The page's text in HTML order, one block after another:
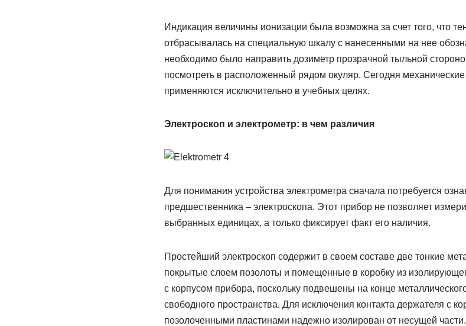
Индикация величины ионизации была возможна за счет того, что
отбрасывалась на специальную шкалу с нанесенными на нее
необходимо было направить дозиметр прозрачной тыльной
посмотреть в расположенный рядом окуляр. Сегодня
применяются исключительно в учебных целях.
Электроскоп и электрометр: в чем различия
Для понимания устройства электрометра сначала потребуется
предшественника – электроскопа. Этот прибор не позволяет
выбранных единицах, а только фиксирует факт его наличия.
Простейший электроскоп содержит в своем составе две тонкие
покрытые слоем позолоты и помещенные в коробку из
с корпусом прибора, поскольку подвешены на конце
свободного пространства. Для исключения контакта держателя с
позолоченными пластинами надежно изолирован от несущей части.